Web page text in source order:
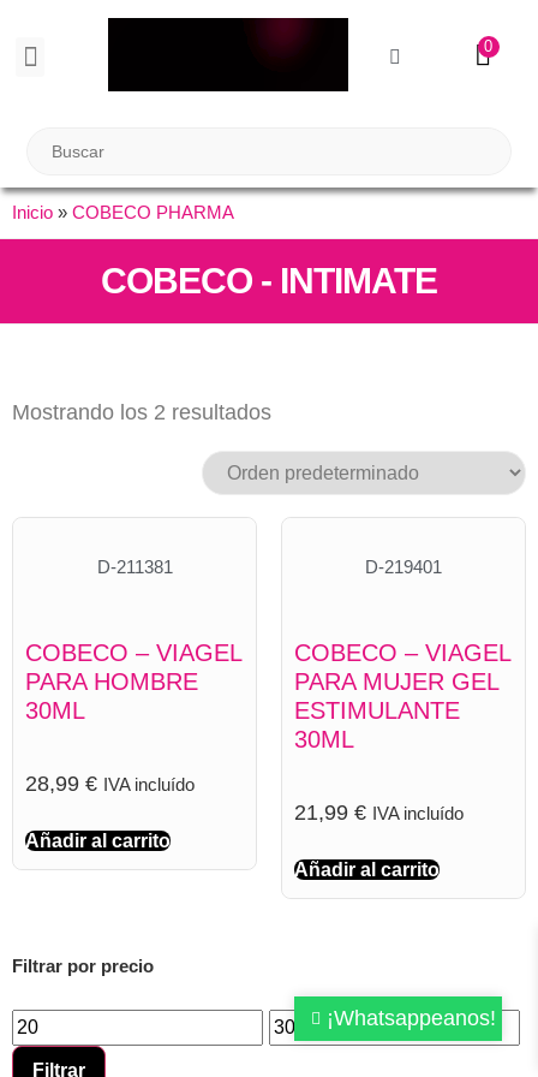
0
Inicio » COBECO PHARMA
COBECO - INTIMATE
Filtrar por precio
Filtrar
Mostrando los 2 resultados
D-211381
COBECO – VIAGEL
PARA HOMBRE
30ML
28,99 € IVA incluído
Añadir al carrito
D-219401
COBECO – VIAGEL
PARA MUJER GEL
ESTIMULANTE
30ML
21,99 € IVA incluído
Añadir al carrito
¡Whatsappeanos!